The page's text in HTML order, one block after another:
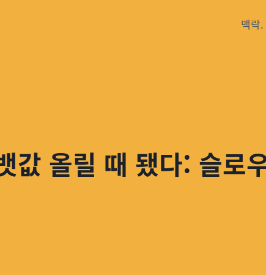
맥락.
값 올릴 때 됐다: 슬로